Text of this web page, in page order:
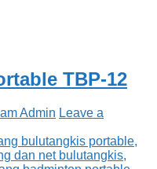
TBP-12
Admin Leave a